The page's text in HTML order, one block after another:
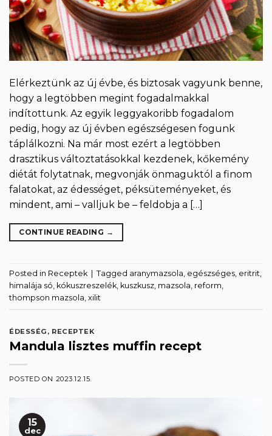
Elérkeztünk az új évbe, és biztosak vagyunk benne,
hogy a legtöbben megint fogadalmakkal
indítottunk. Az egyik leggyakoribb fogadalom
pedig, hogy az új évben egészségesen fogunk
táplálkozni. Na már most ezért a legtöbben
drasztikus változtatásokkal kezdenek, kőkemény
diétát folytatnak, megvonják önmaguktól a finom
falatokat, az édességet, péksüteményeket, és
mindent, ami – valljuk be – feldobja a […]
CONTINUE READING →
Posted in Receptek Tagged aranymazsola, egészséges, eritrit,
himalája só, kókuszreszelék, kuszkusz, mazsola, reform,
thompson mazsola, xilit
ÉDESSÉG , RECEPTEK
Mandula lisztes muffin recept
POSTED ON 2023.12.15.
15
dec